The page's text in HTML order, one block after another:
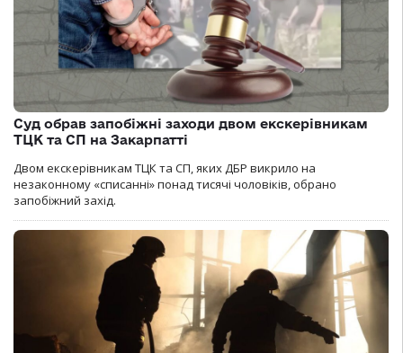
Суд обрав запобіжні заходи двом екскерівникам
ТЦК та СП на Закарпатті
Двом екскерівникам ТЦК та СП, яких ДБР викрило на
незаконному «списанні» понад тисячі чоловіків, обрано
запобіжний захід.